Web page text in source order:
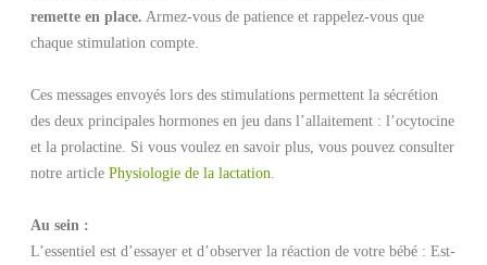
remette en place. Armez-vous de patience et rappelez-vous que
chaque stimulation compte.
Ces messages envoyés lors des stimulations permettent la sécrétion
des deux principales hormones en jeu dans l’allaitement : l’ocytocine
et la prolactine. Si vous voulez en savoir plus, vous pouvez consulter
notre article Physiologie de la lactation
Au sein :
L’essentiel est d’essayer et d’observer la réaction de votre bébé : Est-